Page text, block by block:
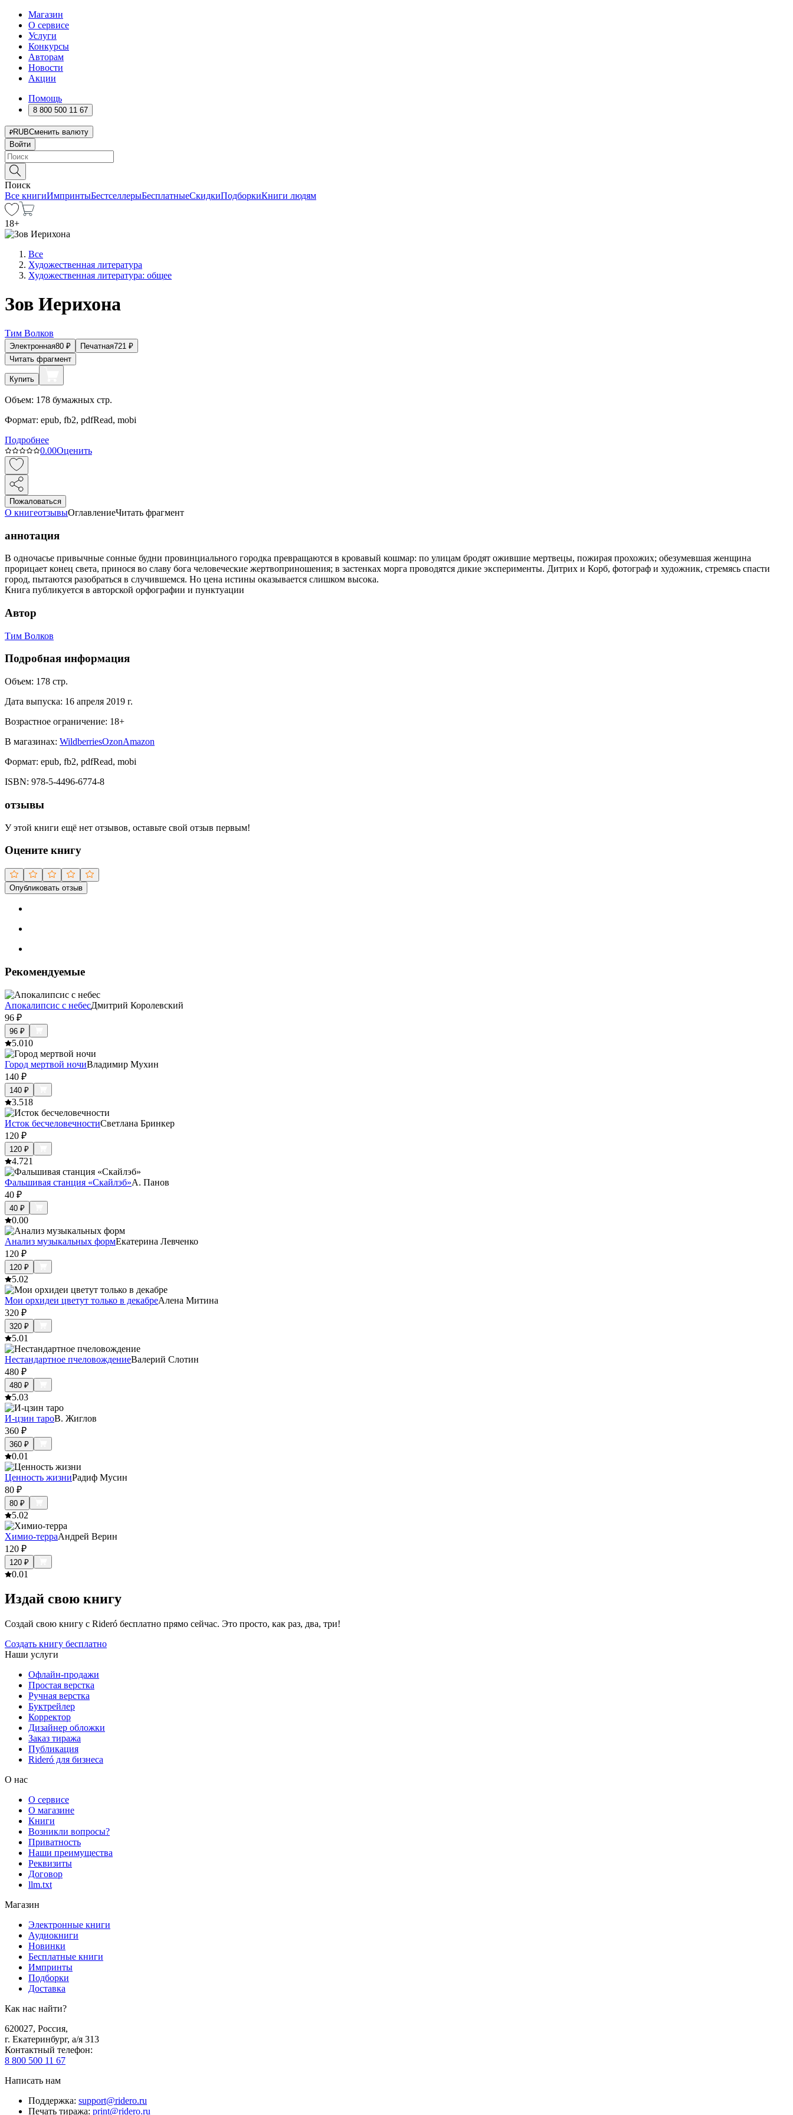
Магазин
О сервисе
Услуги
Конкурсы
Авторам
Новости
Акции
Помощь
8 800 500 11 67
RUBСменить валюту
Войти
Поиск
Все книгиИмпринтыБестселлерыБесплатныеСкидкиПодборкиКниги людям
18+
Все
Художественная литература
Художественная литература: общее
Зов Иерихона
Тим Волков
Электронная80 ₽ Печатная721 ₽
Читать фрагмент
Купить
Объем: 178 бумажных стр.
Формат: epub, fb2, pdfRead, mobi
Подробнее
0.00Оценить
Пожаловаться
О книгеотзывыОглавлениеЧитать фрагмент
аннотация
В одночасье привычные сонные будни провинциального городка превращаются в кровавый кошмар: по улицам бродят ожившие мертвецы, пожирая прохожих; обезумевшая женщина
прорицает конец света, принося во славу бога человеческие жертвоприношения; в застенках морга проводятся дикие эксперименты. Дитрих и Корб, фотограф и художник, стремясь спасти
город, пытаются разобраться в случившемся. Но цена истины оказывается слишком высока.
Книга публикуется в авторской орфографии и пунктуации
Автор
Тим Волков
Подробная информация
Объем: 178 стр.
Дата выпуска: 16 апреля 2019 г.
Возрастное ограничение: 18+
В магазинах: WildberriesOzonAmazon
Формат: epub, fb2, pdfRead, mobi
ISBN: 978-5-4496-6774-8
отзывы
У этой книги ещё нет отзывов, оставьте свой отзыв первым!
Оцените книгу
Опубликовать отзыв
Рекомендуемые
Апокалипсис с небесДмитрий Королевский
96 ₽
96 ₽
5.010
Город мертвой ночиВладимир Мухин
140 ₽
140 ₽
3.518
Исток бесчеловечностиСветлана Бринкер
120 ₽
120 ₽
4.721
Фальшивая станция «Скайлэб»А. Панов
40 ₽
40 ₽
0.00
Анализ музыкальных формЕкатерина Левченко
120 ₽
120 ₽
5.02
Мои орхидеи цветут только в декабреАлена Митина
320 ₽
320 ₽
5.01
Нестандартное пчеловождениеВалерий Слотин
480 ₽
480 ₽
5.03
И-цзин тароВ. Жиглов
360 ₽
360 ₽
0.01
Ценность жизниРадиф Мусин
80 ₽
80 ₽
5.02
Химио-терраАндрей Верин
120 ₽
120 ₽
0.01
Издай свою книгу
Создай свою книгу с Rideró бесплатно прямо сейчас. Это просто, как раз, два, три!
Создать книгу бесплатно
Наши услуги
Офлайн-продажи
Простая верстка
Ручная верстка
Буктрейлер
Корректор
Дизайнер обложки
Заказ тиража
Публикация
Rideró для бизнеса
О нас
О сервисе
О магазине
Книги
Возникли вопросы?
Приватность
Наши преимущества
Реквизиты
Договор
llm.txt
Магазин
Электронные книги
Аудиокниги
Новинки
Бесплатные книги
Импринты
Подборки
Доставка
Как нас найти?
620027, Россия,
г. Екатеринбург, а/я 313
Контактный телефон:
8 800 500 11 67
Написать нам
Поддержка: support@ridero.ru
Печать тиража: print@ridero.ru